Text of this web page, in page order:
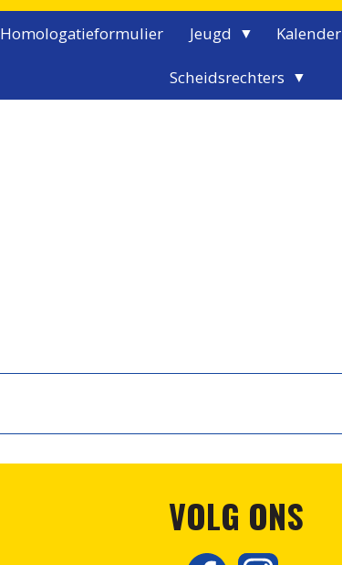
Homologatieformulier Jeugd Kalender
Scheidsrechters
VOLG ONS